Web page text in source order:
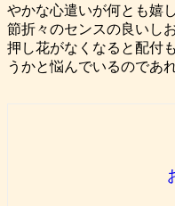
やかな心遣いが何とも嬉
節折々のセンスの良いし
押し花がなくなると配付
うかと悩んでいるのであ